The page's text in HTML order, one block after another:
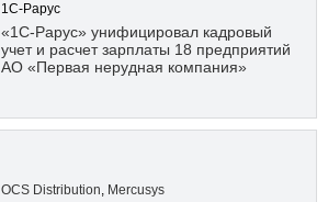
1С-Рарус
«1С-Рарус» унифицировал кадровый
учет и расчет зарплаты 18 предприятий
АО «Первая нерудная компания»
OCS Distribution Mercusys